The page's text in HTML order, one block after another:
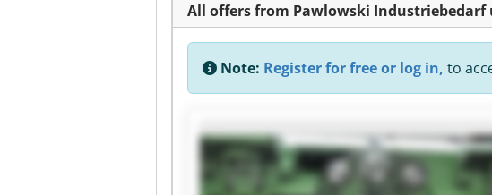
All offers from Pawlowski Industriebedarf
Note: Register for free or log in, to